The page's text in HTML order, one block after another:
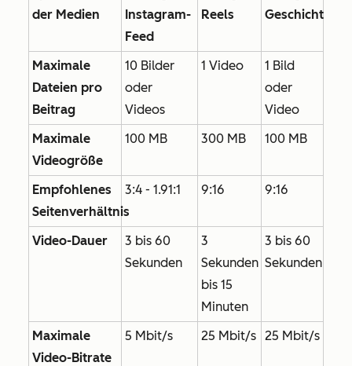
der Medien
Instagram-
Feed
Reels
Geschichten
Maximale
Dateien pro
Beitrag
10 Bilder
oder
Videos
1 Video
1 Bild
oder
Video
Maximale
Videogröße
100 MB 300 MB 100 MB
Empfohlenes
Seitenverhältnis
3:4 - 1.91:1 9:16 9:16
Video-Dauer
3 bis 60
Sekunden
3
Sekunden
bis 15
Minuten
3 bis 60
Sekunden
Maximale
Video-Bitrate
5 Mbit/s 25 Mbit/s 25 Mbit/s